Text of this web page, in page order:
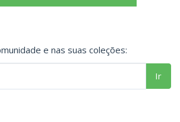
e nas suas coleções:
Ir